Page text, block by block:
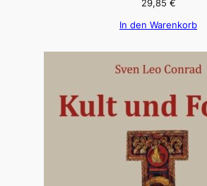
29,85 €
In den Warenkorb